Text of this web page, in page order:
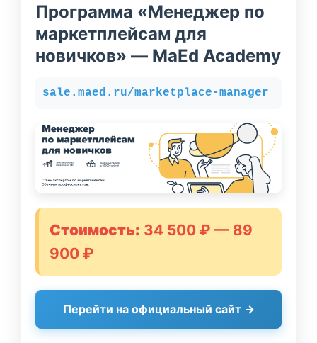
Программа «Менеджер по
маркетплейсам для
новичков» — MaEd Academy
sale.maed.ru/marketplace-manager
Стоимость: 34 500 ₽ — 89
900 ₽
Перейти на официальный сайт →